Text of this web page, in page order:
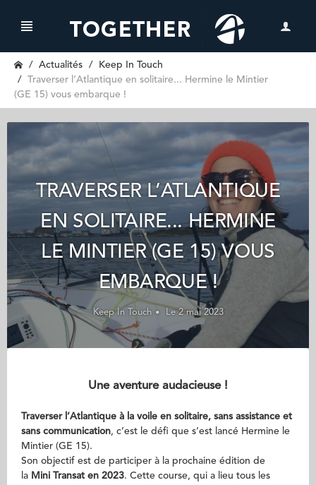
Actualités
Keep In Touch
Traverser l’Atlantique en solitaire... Hermine le Mintier
(GE 15) vous embarque !
TRAVERSER L’ATLANTIQUE
EN SOLITAIRE... HERMINE
LE MINTIER (GE 15) VOUS
EMBARQUE !
Keep In Touch Le 2 mai 2023
Une aventure audacieuse !
Traverser l’Atlantique à la voile en solitaire, sans assistance et
sans communication, c’est le défi que s’est lancé Hermine le
Mintier (GE 15).
Son objectif est de participer à la prochaine édition de
la Mini Transat en 2023. Cette course, qui a lieu tous les